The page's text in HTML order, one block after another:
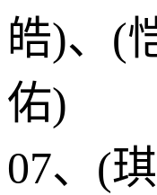
皓)、(
佑)
07、(